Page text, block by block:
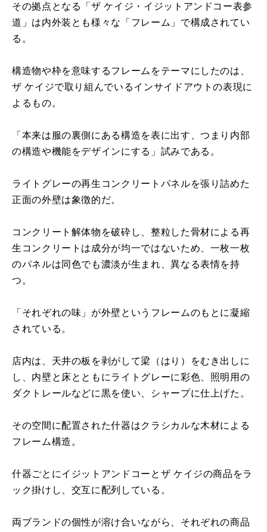
その拠点となる「ザ ケイジ・イジットアンドコー表参
道」は内外装とも様々な「フレーム」で構成されてい
る。
構造物や枠を意味するフレームをテーマにしたのは、
ザ ケイジで取り組んでいるインサイドアウトの表現に
よるもの。
「本来は服の裏側にある構造を表に出す、つまり内部
の構造や機能をデザインにする」試みである。
ライトグレーの再生コンクリートパネルを張り詰めた
正面の外壁は象徴的だ。
コンクリート解体物を破砕し、整粒した骨材による再
生コンクリートは成分が均一ではないため、一枚一枚
のパネルは同色でも濃淡が生まれ、異なる表情を持
つ。
「それぞれの味」が外壁というフレームのもとに凝縮
されている。
店内は、天井の板を剥がして梁（はり）をむき出しに
し、内壁と床とともにライトグレーに彩色、照明用の
ダクトレールなどに黒を使い、シャープに仕上げた。
その空間に配置された什器はクラシカルな木材による
フレーム構造。
什器ごとにイジットアンドコーとザ ケイジの商品をラ
ック掛けし、交互に配列している。
両ブランドの個性が溶け合いながら、それぞれの商品